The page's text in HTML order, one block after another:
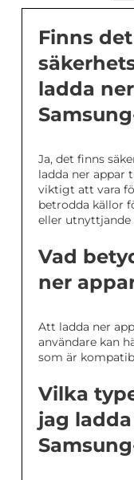
Finns
ladda
Ja, det finns
ladda ner appar
viktigt att vara
betrodda källor
eller utnyttjande
Vad
ner
Att ladda ner
användare kan
som är
Vilka
jag